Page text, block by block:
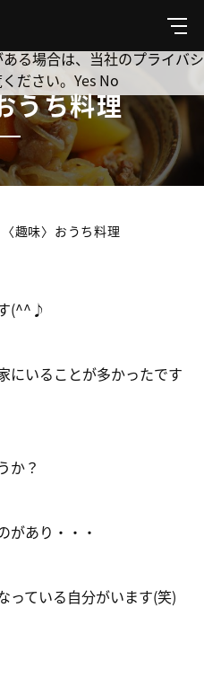
メ
ニ
ュ
うち料理
〈趣味〉おうち料理
(^^♪
にいることが多かったです
か？
があり・・・
っている自分がいます(笑)
動を追跡してもよろしいです
ーを極めて重視しています。
る場合は、当社のプライバシ
ださい。 Yes No